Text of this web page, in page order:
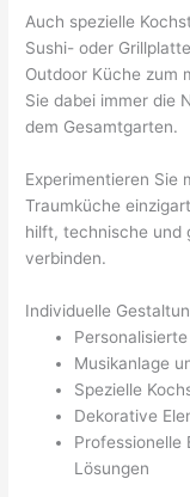
Auch spezielle
Sushi- oder
Outdoor Küche zum
Sie dabei immer die
dem Gesamtgarten.
Experimentieren Sie
Traumküche
hilft, technische und
verbinden.
Individuelle
Musikanlage
Spezielle
Dekorative
Professionelle
Lösungen